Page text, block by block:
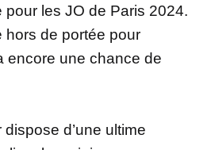
pour les JO de Paris 2024.
hors de portée pour
encore une chance de
d’une ultime